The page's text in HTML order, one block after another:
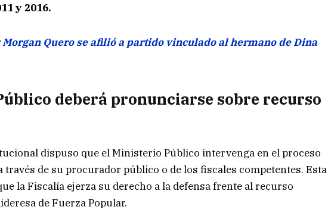
y 2016.
Morgan Quero se afilió a partido vinculado al hermano de Dina
deberá pronunciarse sobre recurso
dispuso que el Ministerio Público intervenga en el proceso
través de su procurador público o de los fiscales competentes. Esta
la Fiscalía ejerza su derecho a la defensa frente al recurso
de Fuerza Popular.